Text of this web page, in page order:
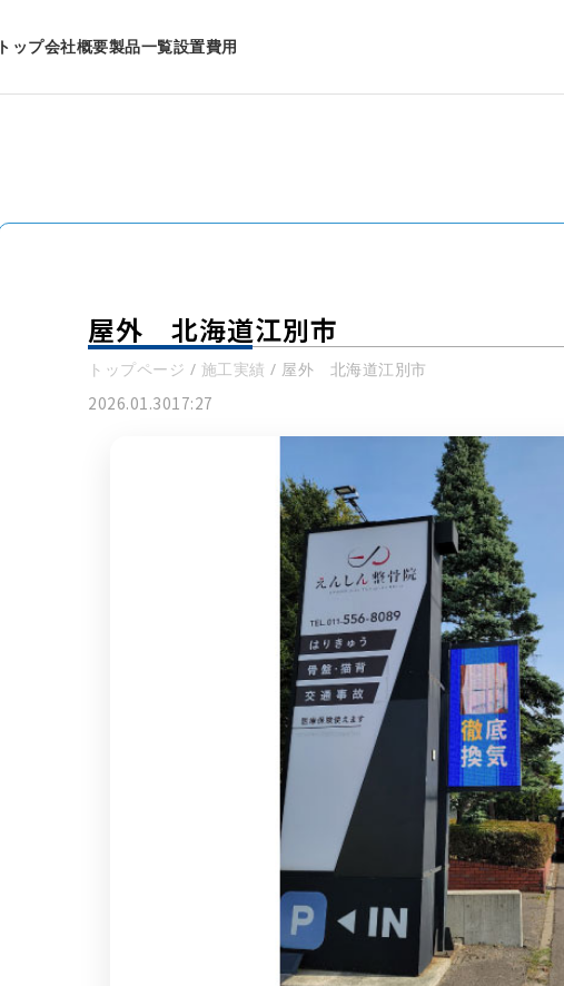
トップ会社概要製品一覧設置費用
屋外 北海道江別市
トップページ / 施工実績 / 屋外 北海道江別市
2026.01.3017:27